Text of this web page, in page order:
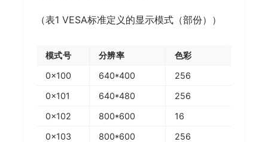
（表1 VESA标准定义的显示模式（部份））
模式号 分辨率
色彩
0x100
640*400
256
0x101
640*480
256
0x102
800*600
16
0x103
800*600
256